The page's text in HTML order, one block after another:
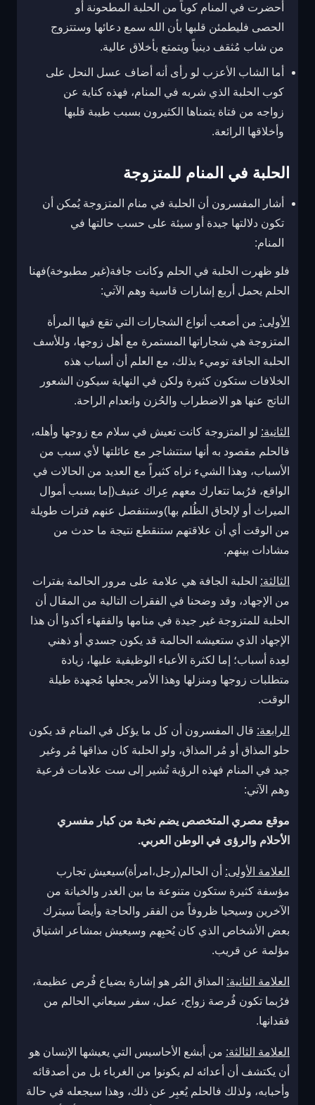
أحضرت في المنام كوباً من الحلبة المطحونة أو
الحصى فليطمئن قلبها بأن الله سمع دعائها وستتزوج
من شاب مُثقف دينياً ويتمتع بأخلاق عالية.
أما الشاب الأعزب لو رأى أنه أضاف عسل النحل على
كوب الحلبة الذي شربه في المنام، فهذه كناية عن
زواجه من فتاة يتمناها الكثيرون بسبب طيبة قلبها
وأخلاقها الرائعة.
الحلبة في المنام للمتزوجة
أشار المفسرون أن الحلبة في منام المتزوجة يُمكن أن
تكون دلالتها جيدة أو سيئة على حسب حالتها في
المنام:
فلو ظهرت الحلبة في الحلم وكانت جافة(غير مطبوخة)فهنا
الحلم يحمل أربع إشارات قاسية وهم الآتي:
الأولى: من أصعب أنواع الشجارات التي تقع فيها المرأة
المتزوجة هي شجاراتها المستمرة مع أهل زوجها، وللأسف
الحلبة الجافة توميء بذلك، مع العلم أن أسباب هذه
الخلافات ستكون كثيرة ولكن في النهاية سيكون الشعور
الناتج عنها هو الاضطراب والحُزن وانعدام الراحة.
الثانية: لو المتزوجة كانت تعيش في سلام مع زوجها وأهله،
فالحلم مقصود به أنها ستتشاجر مع عائلتها لأي سبب من
الأسباب، وهذا الشيء نراه كثيراً مع العديد من الحالات في
الواقع، فرُبما تتعارك معهم عِراك عنيف(إما بسبب أموال
الميراث أو لإلحاق الظُلم بها)وستنفصل عنهم فترات طويلة
من الوقت أي أن علاقتهم ستنقطع نتيجة ما حدث من
مشادات بينهم.
الثالثة: الحلبة الجافة هي علامة على مرور الحالمة بفترات
من الإجهاد، وقد وضحنا في الفقرات التالية من المقال أن
الحلبة للمتزوجة غير جيدة في منامها والفقهاء أكدوا أن هذا
الإجهاد الذي ستعيشه الحالمة قد يكون جسدي أو ذهني
لعِدة أسباب؛ إما لكثرة الأعباء الوظيفية عليها، زيادة
متطلبات زوجها ومنزلها وهذا الأمر يجعلها مُجهدة طيلة
الوقت.
الرابعة: قال المفسرون أن كل ما يؤكل في المنام قد يكون
حلو المذاق أو مُر المذاق، ولو الحلبة كان مذاقها مُر وغير
جيد في المنام فهذه الرؤية تُشير إلى ست علامات فرعية
وهم الآتي:
موقع مصري المتخصص يضم نخبة من كبار مفسري
الأحلام والرؤى في الوطن العربي.
العلامة الأولى: أن الحالم(رجل،امرأة)سيعيش تجارب
مؤسفة كثيرة ستكون متنوعة ما بين الغدر والخيانة من
الآخرين وسيحيا ظروفاً من الفقر والحاجة وأيضاً سيترك
بعض الأشخاص الذي كان يُحبِهم وسيعيش بمشاعر اشتياق
مؤلمة عن قريب.
العلامة الثانية: المذاق المُر هو إشارة بضياع فُرص عظيمة،
فرُبما تكون فُرصة زواج، عمل، سفر سيعاني الحالم من
فقدانها.
العلامة الثالثة: من أبشع الأحاسيس التي يعيشها الإنسان هو
أن يكتشف أن أعدائه لم يكونوا من الغرباء بل من أصدقائه
وأحبابه، ولذلك فالحلم يُعبِر عن ذلك، وهذا سيجعله في حالة